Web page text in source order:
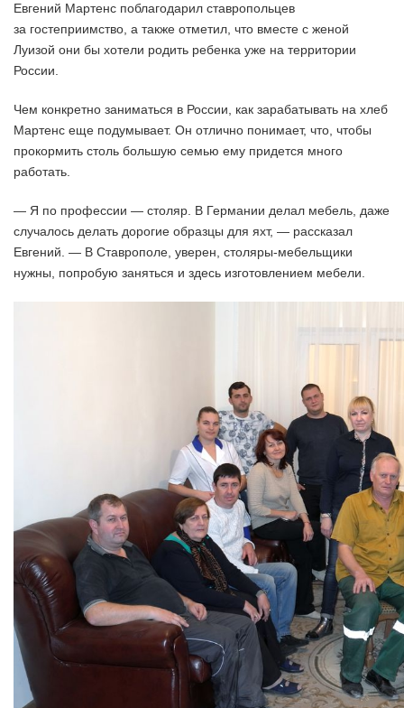
Евгений Мартенс поблагодарил ставропольцев
за гостеприимство, а также отметил, что вместе с женой
Луизой они бы хотели родить ребенка уже на территории
России.
Чем конкретно заниматься в России, как зарабатывать на хлеб
Мартенс еще подумывает. Он отлично понимает, что, чтобы
прокормить столь большую семью ему придется много
работать.
— Я по профессии — столяр. В Германии делал мебель, даже
случалось делать дорогие образцы для яхт, — рассказал
Евгений. — В Ставрополе, уверен, столяры-мебельщики
нужны, попробую заняться и здесь изготовлением мебели.